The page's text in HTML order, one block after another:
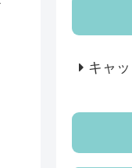
キャ